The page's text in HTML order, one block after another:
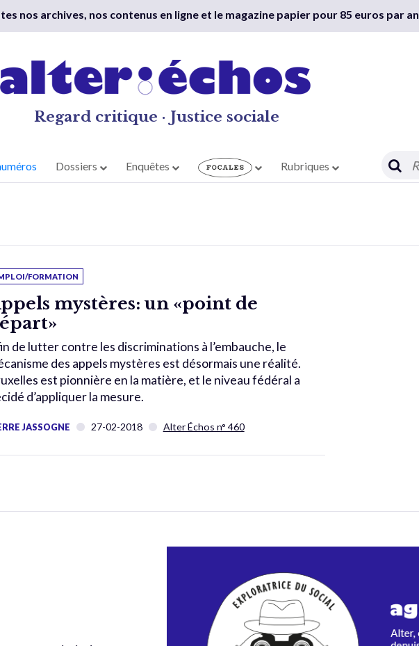
nos archives, nos contenus en ligne et le magazine papier pour 85 euros par an.
Regard critique · Justice sociale
Dossiers Enquêtes Rubriques
FORMATION
mystères: un «point de
de lutter contre les discriminations à l’embauche, le
des appels mystères est désormais une réalité.
est pionnière en la matière, et le niveau fédéral a
d’appliquer la mesure.
JASSOGNE 27-02-2018 Alter Échos n° 460